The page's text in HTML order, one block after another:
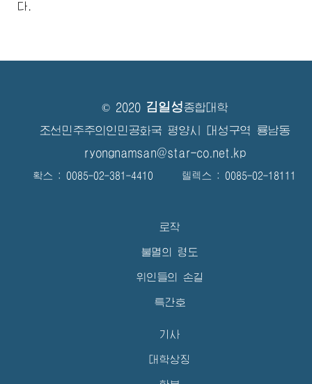
다.
© 2020 김일성종합대학
조선민주주의인민공화국 평양시 대성구역 룡남동
ryongnamsan@star-co.net.kp
확스 : 0085-02-381-4410 텔렉스 : 0085-02-18111
로작
불멸의 령도
위인들의 손길
특간호
기사
대학상징